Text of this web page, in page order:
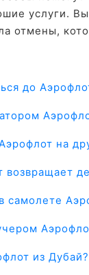
услуги.
отмены,
до
на
самолете
из Дубай?